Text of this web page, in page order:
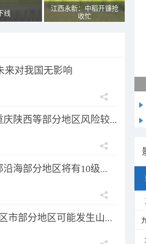
线
江西永新：中稻开镰抢
收忙
来对我国无影响
陕西等部分地区风险较...
海部分地区将有10级...
市部分地区可能发生山...